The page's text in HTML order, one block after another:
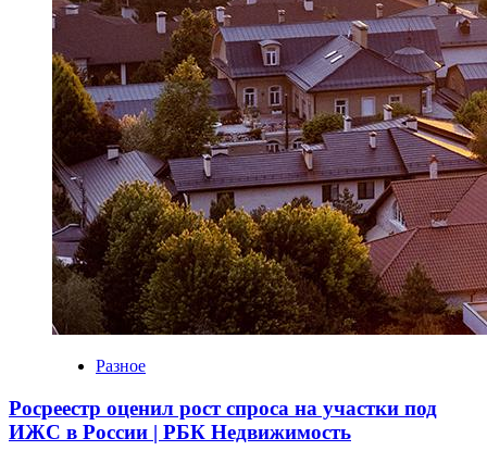
Разное
Росреестр оценил рост спроса на участки под
ИЖС в России | РБК Недвижимость